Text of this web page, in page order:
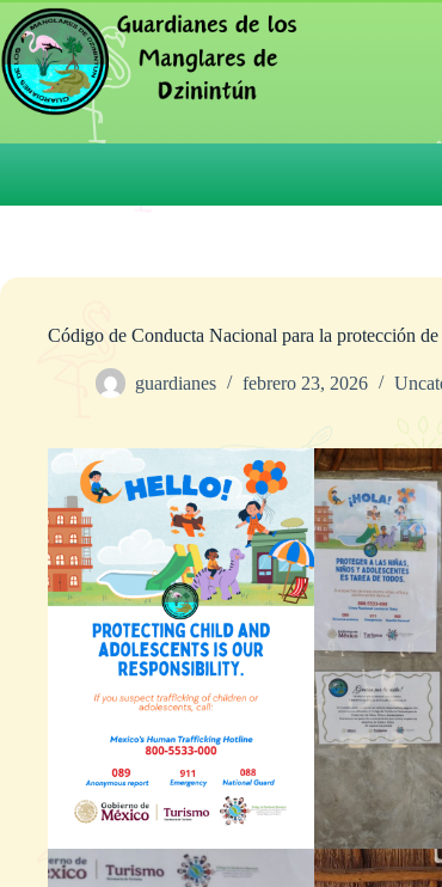
Saltar
al
contenido
Guardianes de los Manglares de Dzinintun
Código de Conducta Nacional para la protección de
guardianes febrero 23, 2026